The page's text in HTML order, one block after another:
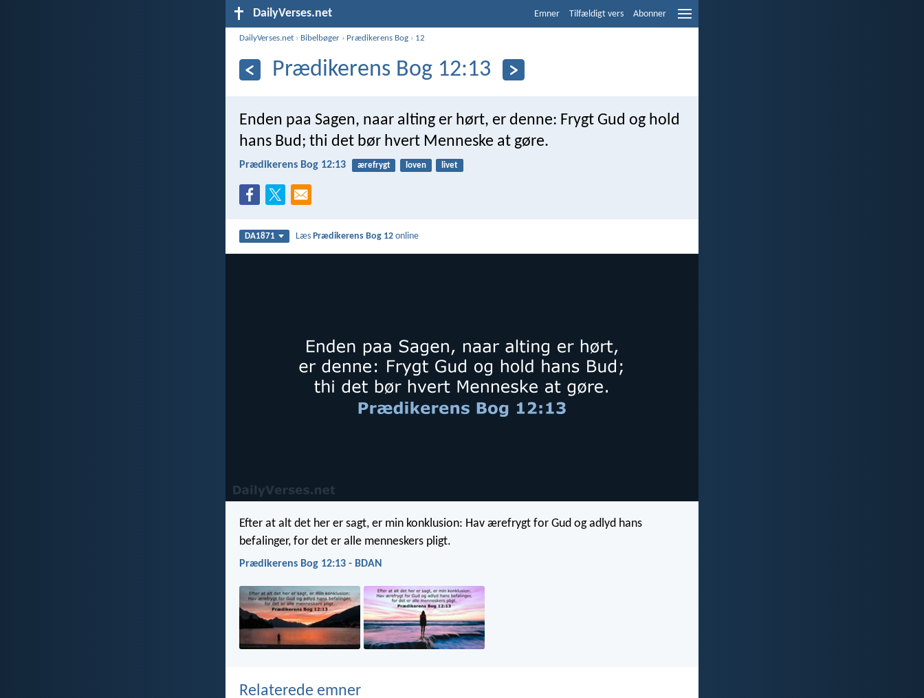
DailyVerses.net Emner Tilfældigt vers Abonner
DailyVerses.net › Bibelbøger › Prædikerens Bog › 12
Prædikerens Bog 12:13
Enden paa Sagen, naar alting er hørt, er denne: Frygt Gud og hold
hans Bud; thi det bør hvert Menneske at gøre.
Prædikerens Bog 12:13 ærefrygt loven livet
DA1871 LæsPrædikerens Bog 12 online
Efter at alt det her er sagt, er min konklusion: Hav ærefrygt for Gud og adlyd hans
befalinger, for det er alle menneskers pligt.
Prædikerens Bog 12:13 - BDAN
Relaterede emner